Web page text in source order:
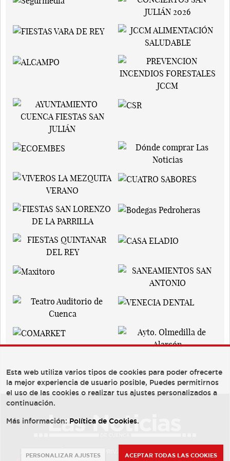
Esta web utiliza varios tipos de cookies para poder ofrecerte
la mejor experiencia de usuario posible, Puedes permitirnos
el uso de las cookies o realizar tus ajustes personalizados a
continuación.
Más información: Política de Cookies.
PERSONALIZAR AJUSTES ACEPTAR TODAS LAS COOKIES